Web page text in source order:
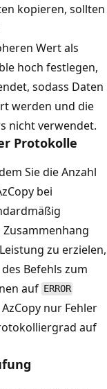
kopieren, sollten
Wert als
hoch festlegen,
sodass Daten
werden und die
nicht verwendet.
Protokolle
Sie die Anzahl
bei
zu erzielen,
des Befehls zum
auf ERROR
nur Fehler
auf